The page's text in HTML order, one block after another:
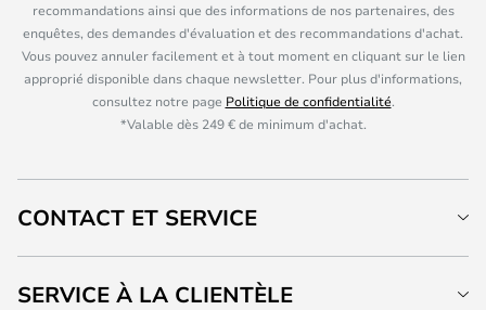
recommandations ainsi que des informations de nos partenaires, des
enquêtes, des demandes d'évaluation et des recommandations d'achat.
Vous pouvez annuler facilement et à tout moment en cliquant sur le lien
approprié disponible dans chaque newsletter. Pour plus d'informations,
consultez notre page Politique de confidentialité.
*Valable dès 249 € de minimum d'achat.
CONTACT ET SERVICE
SERVICE À LA CLIENTÈLE